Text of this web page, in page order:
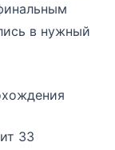
в нужный
33